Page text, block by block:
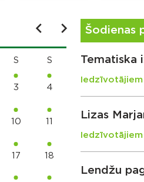
S S
3 4
10 11
17 18
Šodienas
Tematiska
Iedzīvotājiem
Lizas
Iedzīvotājiem
Lendžu